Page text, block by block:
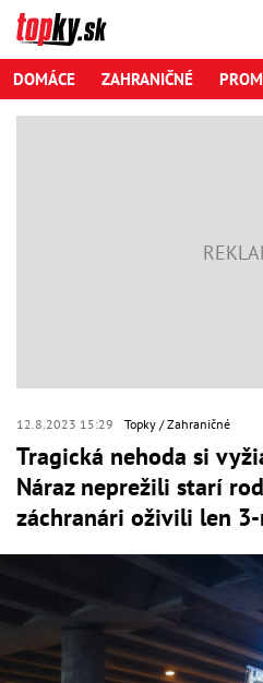
DOMÁCE ZAHRANIČNÉ
12.8.2023 15:29 Topky Zahraničné
Tragická nehoda si
Náraz neprežili starí
záchranári oživili len